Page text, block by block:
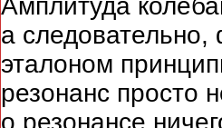
Амплитуда
а следовательно,
эталоном
резонанс просто
о резонансе